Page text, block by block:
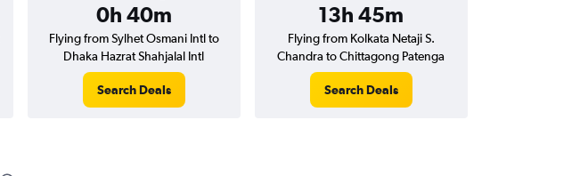
0h 40m 13h 45m
Flying from Sylhet Osmani Intl to
Dhaka Hazrat Shahjalal Intl
Search Deals
Flying from Kolkata Netaji S.
Chandra to Chittagong Patenga
Search Deals